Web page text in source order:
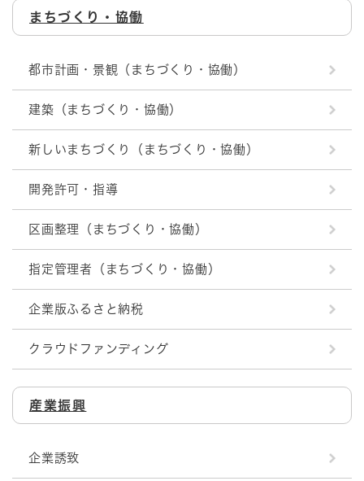
まちづくり・協働
都市計画・景観（まちづくり・協働）
建築（まちづくり・協働）
新しいまちづくり（まちづくり・協働）
開発許可・指導
区画整理（まちづくり・協働）
指定管理者（まちづくり・協働）
企業版ふるさと納税
クラウドファンディング
産業振興
企業誘致